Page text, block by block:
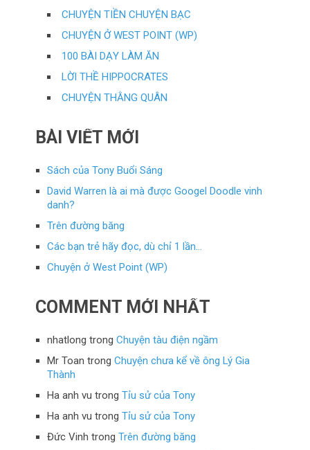
CHUYỆN TIỀN CHUYỆN BẠC
CHUYỆN Ở WEST POINT (WP)
100 BÀI DẠY LÀM ĂN
LỜI THỀ HIPPOCRATES
CHUYỆN THẰNG QUÂN
BÀI VIẾT MỚI
Sách của Tony Buổi Sáng
David Warren là ai mà được Googel Doodle vinh
danh?
Trên đường băng
Các bạn trẻ hãy đọc, dù chỉ 1 lần…
Chuyện ở West Point (WP)
COMMENT MỚI NHẤT
nhatlong trongChuyện tàu điện ngầm
Mr Toan trongChuyện chưa kể về ông Lý Gia
Thành
Ha anh vu trongTỉu sử của Tony
Ha anh vu trongTỉu sử của Tony
Đức Vinh trongTrên đường băng